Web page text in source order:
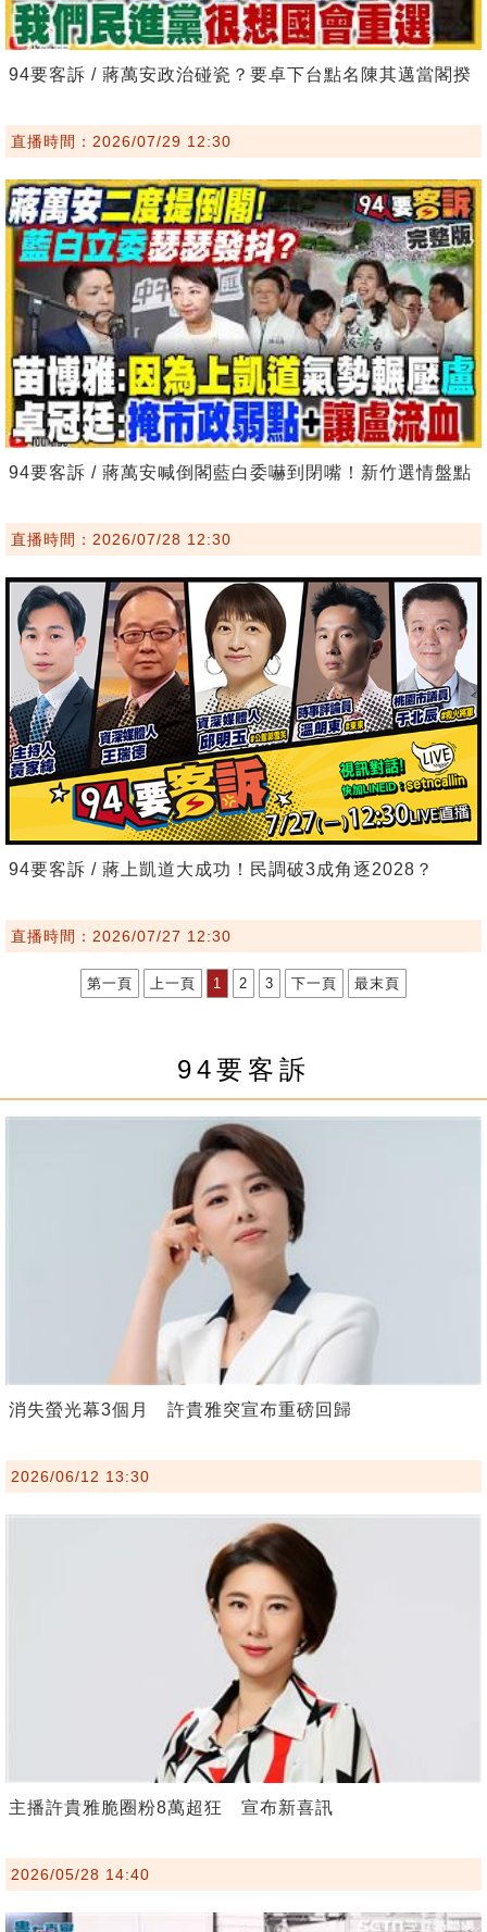
94要客訴 / 蔣萬安政治碰瓷？要卓下台點名陳其邁當閣揆
直播時間：2026/07/29 12:30
94要客訴 / 蔣萬安喊倒閣藍白委嚇到閉嘴！新竹選情盤點
直播時間：2026/07/28 12:30
94要客訴 / 蔣上凱道大成功！民調破3成角逐2028？
直播時間：2026/07/27 12:30
第一頁 上一頁 1 2 3 下一頁 最末頁
94要客訴
消失螢光幕3個月 許貴雅突宣布重磅回歸
2026/06/12 13:30
主播許貴雅脆圈粉8萬超狂 宣布新喜訊
2026/05/28 14:40